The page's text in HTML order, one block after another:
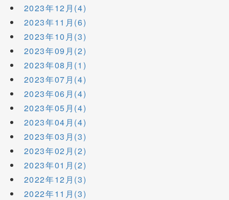
2023年12月(4)
2023年11月(6)
2023年10月(3)
2023年09月(2)
2023年08月(1)
2023年07月(4)
2023年06月(4)
2023年05月(4)
2023年04月(4)
2023年03月(3)
2023年02月(2)
2023年01月(2)
2022年12月(3)
2022年11月(3)